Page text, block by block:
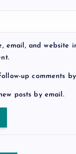
email, and website
up comments
posts by email.